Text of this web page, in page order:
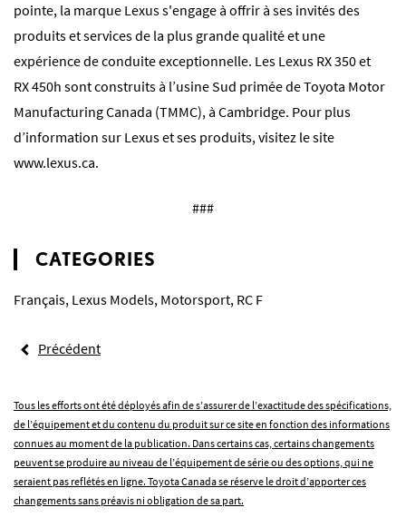
pointe, la marque Lexus s'engage à offrir à ses invités des
produits et services de la plus grande qualité et une
expérience de conduite exceptionnelle. Les Lexus RX 350 et
RX 450h sont construits à l’usine Sud primée de Toyota Motor
Manufacturing Canada (TMMC), à Cambridge. Pour plus
d’information sur Lexus et ses produits, visitez le site
www.lexus.ca.
###
CATEGORIES
Français, Lexus Models, Motorsport, RC F
Précédent
Tous les efforts ont été déployés afin de s’assurer de l’exactitude des spécifications,
de l’équipement et du contenu du produit sur ce site en fonction des informations
connues au moment de la publication. Dans certains cas, certains changements
peuvent se produire au niveau de l’équipement de série ou des options, qui ne
seraient pas reflétés en ligne. Toyota Canada se réserve le droit d’apporter ces
changements sans préavis ni obligation de sa part.